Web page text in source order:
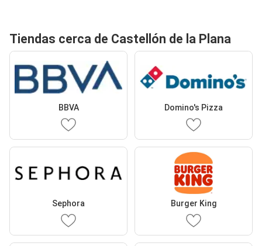
Tiendas cerca de Castellón de la Plana
BBVA Domino's Pizza
Sephora Burger King